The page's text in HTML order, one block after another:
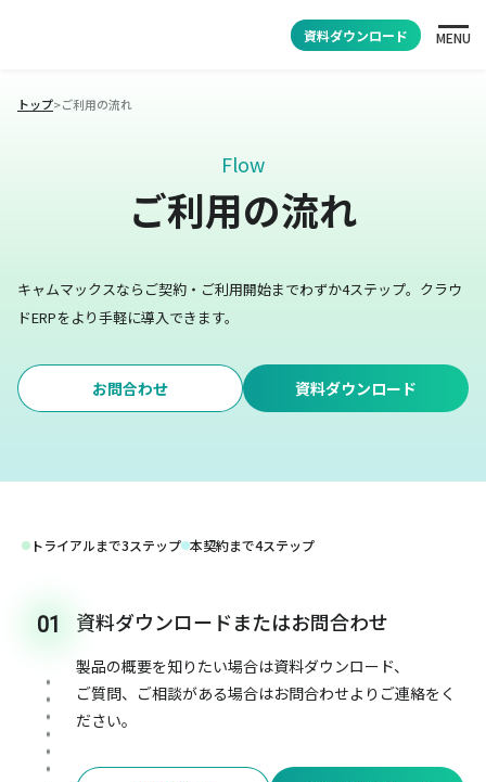
資料ダウンロード MENU
トップ>ご利用の流れ
Flow
ご利用の流れ
キャムマックスならご契約・ご利用開始までわずか4ステップ。 クラウ
ドERPをより手軽に導入できます。
お問合わせ 資料ダウンロード
トライアルまで3ステップ 本契約まで4ステップ
01 資料ダウンロードまたはお問合わせ
製品の概要を知りたい場合は資料ダウンロード、
ご質問、ご相談がある場合はお問合わせよりご連絡をく
ださい。